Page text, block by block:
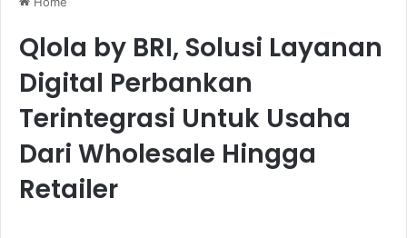
Qlola by BRI, Solusi Layanan
Digital Perbankan
Terintegrasi Untuk Usaha
Dari Wholesale Hingga
Retailer